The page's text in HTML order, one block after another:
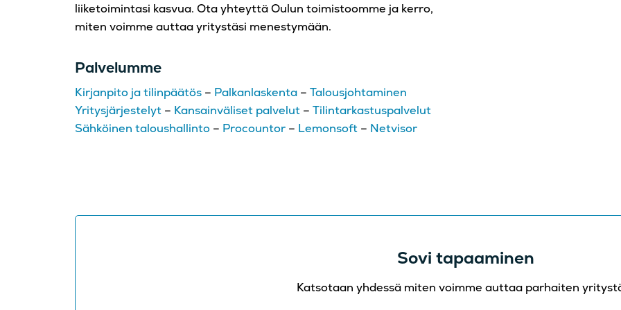
liiketoimintasi kasvua. Ota yhteyttä Oulun toimistoomme ja kerro,
miten voimme auttaa yritystäsi menestymään.
Palvelumme
Kirjanpito ja tilinpäätös – Palkanlaskenta – Talousjohtaminen
Yritysjärjestelyt – Kansainväliset palvelut – Tilintarkastuspalvelut
Sähköinen taloushallinto – Procountor – Lemonsoft – Netvisor
Sovi tapaaminen
Katsotaan yhdessä miten voimme auttaa parhaiten